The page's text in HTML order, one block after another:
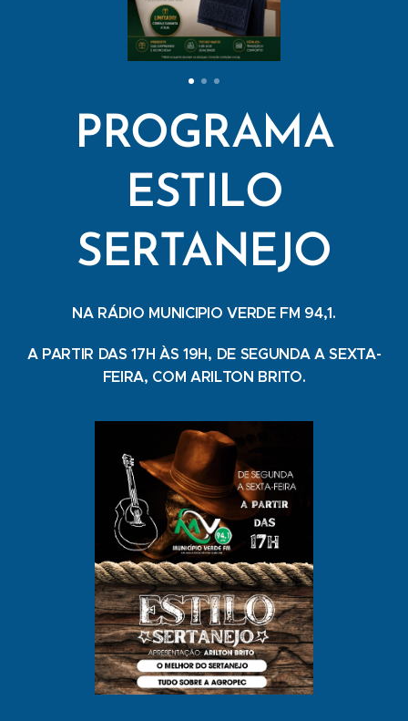
PROGRAMA
ESTILO
SERTANEJO
NA RÁDIO MUNICIPIO VERDE FM 94,1.
A PARTIR DAS 17H ÀS 19H, DE SEGUNDA A SEXTA-
FEIRA, COM ARILTON BRITO.